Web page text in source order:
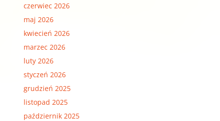
czerwiec 2026
maj 2026
kwiecień 2026
marzec 2026
luty 2026
styczeń 2026
grudzień 2025
listopad 2025
październik 2025